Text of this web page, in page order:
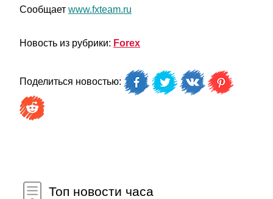
Сообщает www.fxteam.ru
Новость из рубрики: Forex
Поделиться новостью:
Топ новости часа